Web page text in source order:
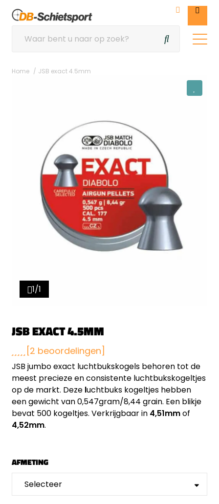
Home JSB exact 4.5mm
1/1
JSB EXACT 4.5MM
[2 beoordelingen]
JSB jumbo exact luchtbukskogels behoren tot de
meest precieze en consistente luchtbukskogeltjes
op de markt. Deze luchtbuks kogeltjes hebben
een gewicht van 0,547gram/8,44 grain. Een blikje
bevat 500 kogeltjes. Verkrijgbaar in 4,51mmof
4,52mm.
AFMETING